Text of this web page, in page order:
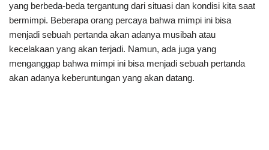
yang berbeda-beda tergantung dari situasi dan kondisi kita saat
bermimpi. Beberapa orang percaya bahwa mimpi ini bisa
menjadi sebuah pertanda akan adanya musibah atau
kecelakaan yang akan terjadi. Namun, ada juga yang
menganggap bahwa mimpi ini bisa menjadi sebuah pertanda
akan adanya keberuntungan yang akan datang.